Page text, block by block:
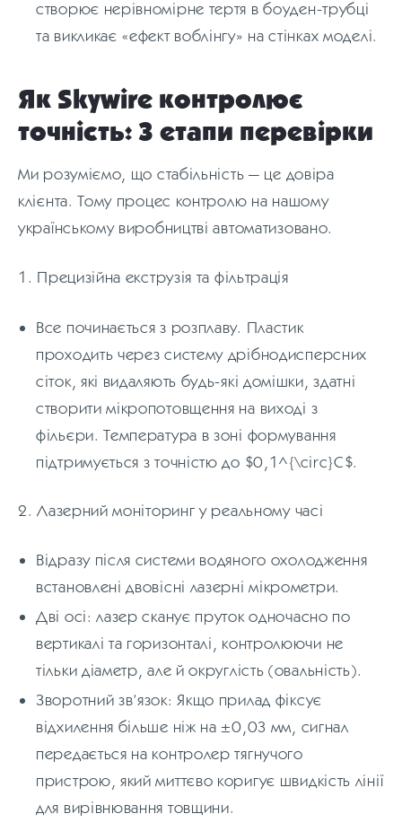
створює нерівномірне тертя в боуден-трубці
та викликає «ефект воблінгу» на стінках моделі.
Як Skywire контролює
точність: 3 етапи перевірки
Ми розуміємо, що стабільність — це довіра
клієнта. Тому процес контролю на нашому
українському виробництві автоматизовано.
1. Прецизійна екструзія та фільтрація
Все починається з розплаву. Пластик
проходить через систему дрібнодисперсних
сіток, які видаляють будь-які домішки, здатні
створити мікропотовщення на виході з
фільєри. Температура в зоні формування
підтримується з точністю до $0,1^{\circ}C$.
2. Лазерний моніторинг у реальному часі
Відразу після системи водяного охолодження
встановлені двовісні лазерні мікрометри.
Дві осі: лазер сканує пруток одночасно по
вертикалі та горизонталі, контролюючи не
тільки діаметр, але й округлість (овальність).
Зворотний зв’язок: Якщо прилад фіксує
відхилення більше ніж на ±0,03 мм, сигнал
передається на контролер тягнучого
пристрою, який миттєво коригує швидкість лінії
для вирівнювання товщини.